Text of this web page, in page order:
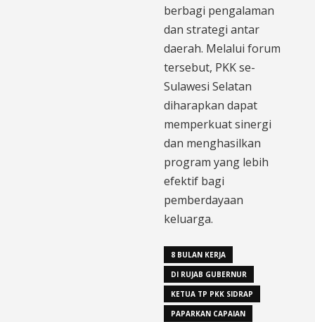
berbagi pengalaman
dan strategi antar
daerah. Melalui forum
tersebut, PKK se-
Sulawesi Selatan
diharapkan dapat
memperkuat sinergi
dan menghasilkan
program yang lebih
efektif bagi
pemberdayaan
keluarga.
8 BULAN KERJA
DI RUJAB GUBERNUR
KETUA TP PKK SIDRAP
PAPARKAN CAPAIAN